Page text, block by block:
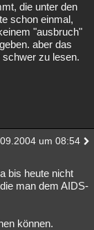
die unter den
schon einmal,
"ausbruch"
aber das
zu lesen.
um 08:54
bis heute nicht
man dem AIDS-
können.